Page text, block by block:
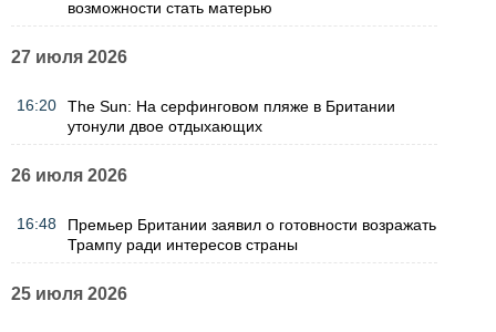
возможности стать матерью
27 июля 2026
16:20
The Sun: На серфинговом пляже в Британии
утонули двое отдыхающих
26 июля 2026
16:48
Премьер Британии заявил о готовности возражать
Трампу ради интересов страны
25 июля 2026